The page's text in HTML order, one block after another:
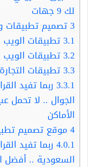
لك 9 جهات
3تصميم تطبيقات
3.1تطبيقات الويب
3.2تطبيقات الويب
3.3تطبيقات
3.3.1 ربما تفيد
الجوال .. لا تحمل
الأماكن
4موقع تصميم
4.0.1 ربما تفيد